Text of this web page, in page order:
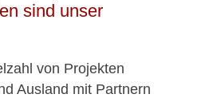
sind unser
von Projekten
Ausland mit Partnern